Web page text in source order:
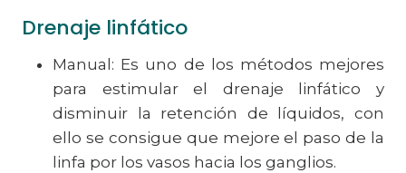
Drenaje linfático
Manual: Es uno de los métodos mejores
para estimular el drenaje linfático y
disminuir la retención de líquidos, con
ello se consigue que mejore el paso de la
linfa por los vasos hacia los ganglios.